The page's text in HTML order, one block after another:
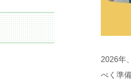
2026年
べく準備